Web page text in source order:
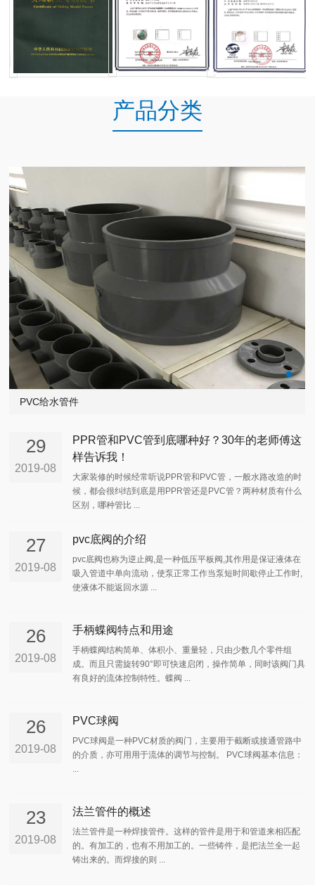
产品分类
PVC给水管件
29
2019-08
PPR管和PVC管到底哪种好？30年的老师傅这
样告诉我！
大家装修的时候经常听说PPR管和PVC管，一般水路改造的时
候，都会很纠结到底是用PPR管还是PVC管？两种材质有什么
区别，哪种管比 ...
27
2019-08
pvc底阀的介绍
pvc底阀也称为逆止阀,是一种低压平板阀,其作用是保证液体在
吸入管道中单向流动，使泵正常工作当泵短时间歇停止工作时,
使液体不能返回水源 ...
26
2019-08
手柄蝶阀特点和用途
手柄蝶阀结构简单、体积小、重量轻，只由少数几个零件组
成。而且只需旋转90°即可快速启闭，操作简单，同时该阀门具
有良好的流体控制特性。蝶阀 ...
26
2019-08
PVC球阀
PVC球阀是一种PVC材质的阀门，主要用于截断或接通管路中
的介质，亦可用用于流体的调节与控制。 PVC球阀基本信息：
...
23
2019-08
法兰管件的概述
法兰管件是一种焊接管件。这样的管件是用于和管道来相匹配
的。有加工的，也有不用加工的。一些铸件，是把法兰全一起
铸出来的。而焊接的则 ...